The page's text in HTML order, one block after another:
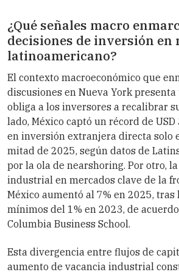
¿Qué señales macro
decisiones de inversión en
latinoamericano?
El contexto macroeconómico que
discusiones en Nueva York
obliga a los inversores a recalibrar
lado, México captó un récord de
en inversión extranjera directa solo
mitad de 2025, según datos de
por la ola de nearshoring. Por otro,
industrial en mercados clave de la
México aumentó al 7% en 2025, tras
mínimos del 1% en 2023, de
Columbia Business School.
Esta divergencia entre flujos de
aumento de vacancia industrial